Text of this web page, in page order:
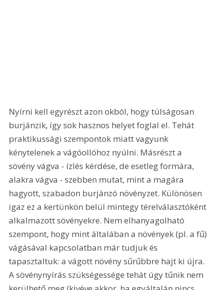
Nyírni kell egyrészt azon okból, hogy túlságosan
burjánzik, így sok hasznos helyet foglal el. Tehát
praktikussági szempontok miatt vagyunk
kénytelenek a vágóollóhoz nyúlni. Másrészt a
sövény vágva - ízlés kérdése, de esetleg formára,
alakra vágva - szebben mutat, mint a magára
hagyott, szabadon burjánzó növényzet. Különösen
igaz ez a kertünkön belül mintegy térelválasztóként
alkalmazott sövényekre. Nem elhanyagolható
szempont, hogy mint általában a növények (pl. a fű)
vágásával kapcsolatban már tudjuk és
tapasztaltuk: a vágott növény sűrűbbre hajt ki újra.
A sövénynyírás szükségessége tehát úgy tűnik nem